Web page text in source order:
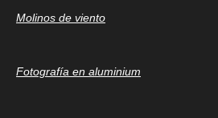
Molinos de viento
Fotografía en aluminium